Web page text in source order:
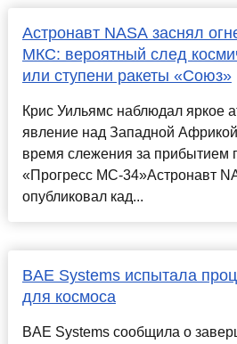
Астронавт NASA заснял
МКС: вероятный след
или ступени ракеты «Союз»
Крис Уильямс наблюдал яркое
явление над Западной
время слежения за прибытием
«Прогресс МС-34»Астронавт
опубликовал кад...
BAE Systems испытала
для космоса
BAE Systems сообщила о